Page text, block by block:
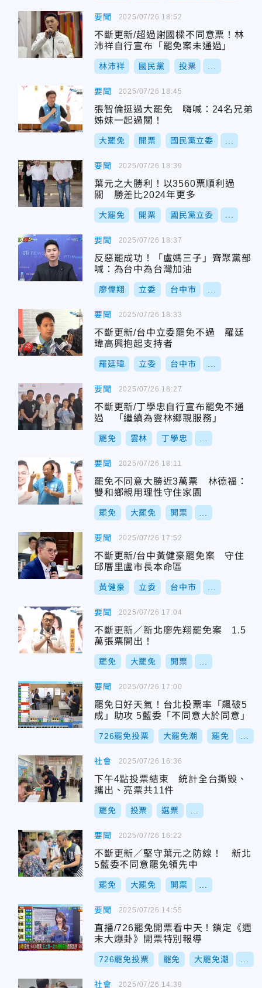
要聞
不斷更新/超過謝國樑不同意票！林
沛祥自行宣布「罷免案未通過」
林沛祥 國民黨 投票
2025/07/26 18:52
要聞
張智倫挺過大罷免 嗨喊：24名兄弟
姊妹一起過關！
大罷免 開票 國民黨立委
2025/07/26 18:45
要聞
葉元之大勝利！以3560票順利過
關 勝差比2024年更多
大罷免 開票 國民黨立委
2025/07/26 18:39
要聞
反惡罷成功！「盧媽三子」齊聚黨部
喊：為台中為台灣加油
廖偉翔 立委 台中市
2025/07/26 18:37
要聞
不斷更新/台中立委罷免不過 羅廷
瑋高興抱起支持者
羅廷瑋 立委 台中市
2025/07/26 18:33
要聞
不斷更新/丁學忠自行宣布罷免不通
過 「繼續為雲林鄉親服務」
罷免 雲林 丁學忠
2025/07/26 18:27
要聞
罷免不同意大勝近3萬票 林德福：
雙和鄉親用理性守住家園
罷免 大罷免 開票
2025/07/26 18:11
要聞
不斷更新/台中黃健豪罷免案 守住
邱厝里盧市長本命區
黃健豪 立委 台中市
2025/07/26 17:52
要聞
不斷更新／新北廖先翔罷免案 1.5
萬張票開出！
罷免 大罷免 開票
2025/07/26 17:04
要聞
罷免日好天氣！台北投票率「飆破5
成」助攻 5藍委「不同意大於同意」
726罷免投票 大罷免潮 罷免
2025/07/26 17:00
社會
下午4點投票結束 統計全台撕毀、
攜出、亮票共11件
罷免 投票 選票
2025/07/26 16:36
要聞
不斷更新／堅守葉元之防線！ 新北
5藍委不同意罷免領先中
罷免 大罷免 開票
2025/07/26 16:22
要聞
直播/726罷免開票看中天！鎖定《週
末大爆卦》開票特別報導
726罷免投票 罷免 大罷免潮
2025/07/26 14:55
社會 2025/07/26 14:39